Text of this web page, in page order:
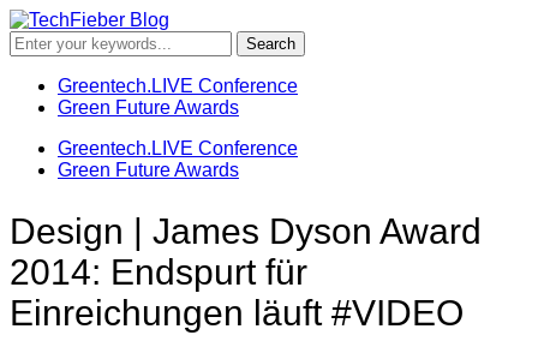
Greentech.LIVE Conference
Green Future Awards
Greentech.LIVE Conference
Green Future Awards
Design | James Dyson Award
2014: Endspurt für
Einreichungen läuft #VIDEO